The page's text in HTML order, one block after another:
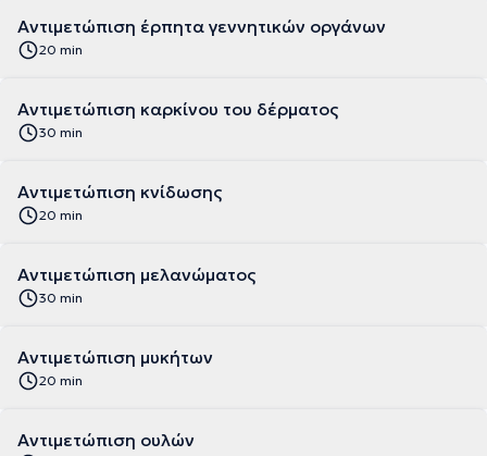
Αντιμετώπιση έρπητα γεννητικών οργάνων
20 min
Αντιμετώπιση καρκίνου του δέρματος
30 min
Αντιμετώπιση κνίδωσης
20 min
Αντιμετώπιση μελανώματος
30 min
Αντιμετώπιση μυκήτων
20 min
Αντιμετώπιση ουλών